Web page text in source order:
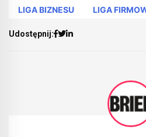
LIGA BIZNESU
LIGA
Udostępnij: